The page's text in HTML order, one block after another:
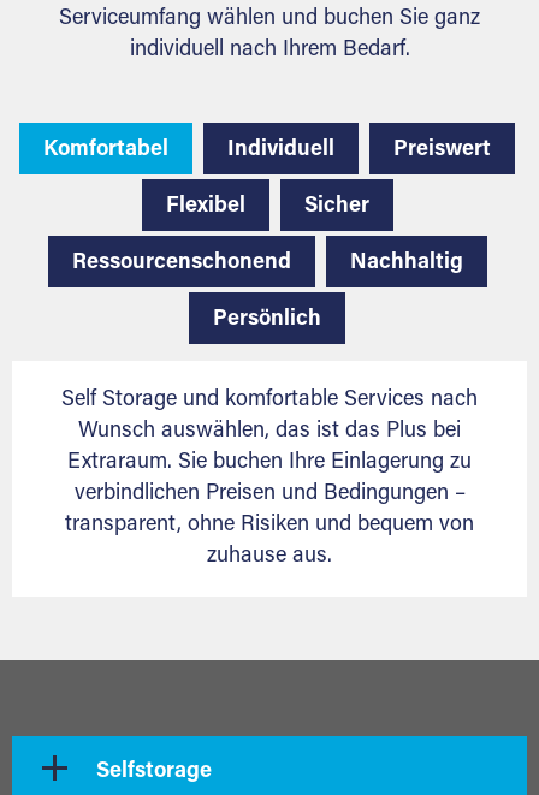
Serviceumfang wählen und buchen Sie ganz
individuell nach Ihrem Bedarf.
Komfortabel Individuell Preiswert
Flexibel Sicher
Ressourcenschonend Nachhaltig
Persönlich
Self Storage und komfortable Services nach
Wunsch auswählen, das ist das Plus bei
Extraraum. Sie buchen Ihre Einlagerung zu
verbindlichen Preisen und Bedingungen –
transparent, ohne Risiken und bequem von
zuhause aus.
Selfstorage